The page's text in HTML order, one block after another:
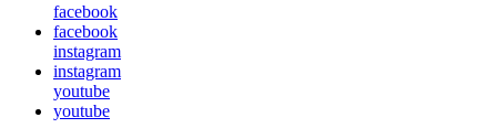
facebook
facebook
instagram
instagram
youtube
youtube